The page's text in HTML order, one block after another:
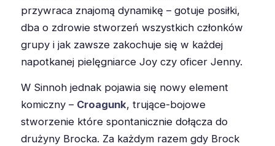
przywraca znajomą dynamikę – gotuje posiłki,
dba o zdrowie stworzeń wszystkich członków
grupy i jak zawsze zakochuje się w każdej
napotkanej pielęgniarce Joy czy oficer Jenny.
W Sinnoh jednak pojawia się nowy element
komiczny – Croagunk, trujące-bojowe
stworzenie które spontanicznie dołącza do
drużyny Brocka. Za każdym razem gdy Brock